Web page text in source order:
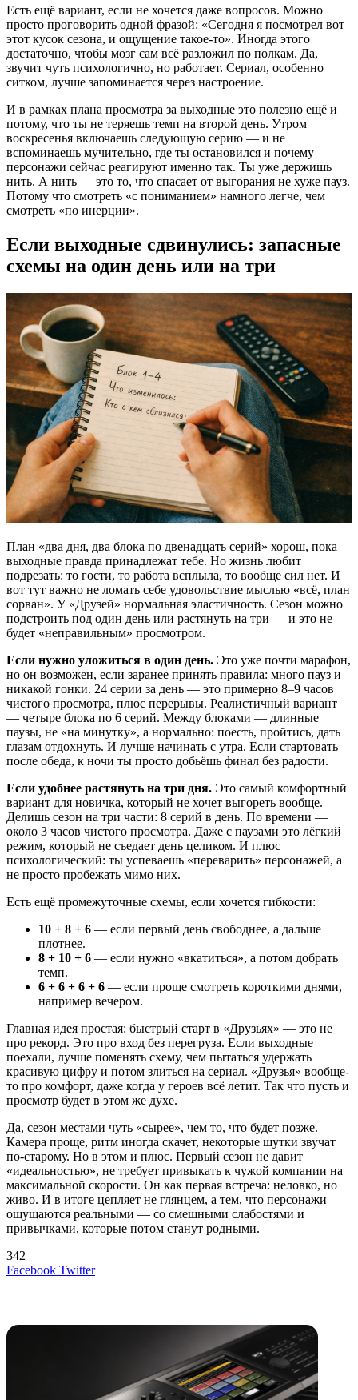
Есть ещё вариант, если не хочется даже вопросов. Можно
просто проговорить одной фразой: «Сегодня я посмотрел вот
этот кусок сезона, и ощущение такое-то». Иногда этого
достаточно, чтобы мозг сам всё разложил по полкам. Да,
звучит чуть психологично, но работает. Сериал, особенно
ситком, лучше запоминается через настроение.
И в рамках плана просмотра за выходные это полезно ещё и
потому, что ты не теряешь темп на второй день. Утром
воскресенья включаешь следующую серию — и не
вспоминаешь мучительно, где ты остановился и почему
персонажи сейчас реагируют именно так. Ты уже держишь
нить. А нить — это то, что спасает от выгорания не хуже пауз.
Потому что смотреть «с пониманием» намного легче, чем
смотреть «по инерции».
Если выходные сдвинулись: запасные
схемы на один день или на три
План «два дня, два блока по двенадцать серий» хорош, пока
выходные правда принадлежат тебе. Но жизнь любит
подрезать: то гости, то работа всплыла, то вообще сил нет. И
вот тут важно не ломать себе удовольствие мыслью «всё, план
сорван». У «Друзей» нормальная эластичность. Сезон можно
подстроить под один день или растянуть на три — и это не
будет «неправильным» просмотром.
Если нужно уложиться в один день. Это уже почти марафон,
но он возможен, если заранее принять правила: много пауз и
никакой гонки. 24 серии за день — это примерно 8–9 часов
чистого просмотра, плюс перерывы. Реалистичный вариант
— четыре блока по 6 серий. Между блоками — длинные
паузы, не «на минутку», а нормально: поесть, пройтись, дать
глазам отдохнуть. И лучше начинать с утра. Если стартовать
после обеда, к ночи ты просто добьёшь финал без радости.
Если удобнее растянуть на три дня. Это самый комфортный
вариант для новичка, который не хочет выгореть вообще.
Делишь сезон на три части: 8 серий в день. По времени —
около 3 часов чистого просмотра. Даже с паузами это лёгкий
режим, который не съедает день целиком. И плюс
психологический: ты успеваешь «переварить» персонажей, а
не просто пробежать мимо них.
Есть ещё промежуточные схемы, если хочется гибкости:
10 + 8 + 6 — если первый день свободнее, а дальше
плотнее.
8 + 10 + 6 — если нужно «вкатиться», а потом добрать
темп.
6 + 6 + 6 + 6 — если проще смотреть короткими днями,
например вечером.
Главная идея простая: быстрый старт в «Друзьях» — это не
про рекорд. Это про вход без перегруза. Если выходные
поехали, лучше поменять схему, чем пытаться удержать
красивую цифру и потом злиться на сериал. «Друзья» вообще-
то про комфорт, даже когда у героев всё летит. Так что пусть и
просмотр будет в этом же духе.
Да, сезон местами чуть «сырее», чем то, что будет позже.
Камера проще, ритм иногда скачет, некоторые шутки звучат
по-старому. Но в этом и плюс. Первый сезон не давит
«идеальностью», не требует привыкать к чужой компании на
максимальной скорости. Он как первая встреча: неловко, но
живо. И в итоге цепляет не глянцем, а тем, что персонажи
ощущаются реальными — со смешными слабостями и
привычками, которые потом станут родными.
342
Facebook TwitterLinkedIn
Tumblr
Reddit
Вконтакте
Одноклассники
Skype
Messenger
Messenger
WhatsApp
Telegram
Viber
Line
Поделиться
Печатать